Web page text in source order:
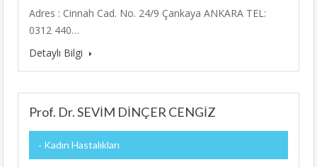
Adres : Cinnah Cad. No. 24/9 Çankaya ANKARA TEL:
0312 440…
Detaylı Bilgi
Prof. Dr. SEVİM DİNÇER CENGİZ
Kadın Hastalıkları